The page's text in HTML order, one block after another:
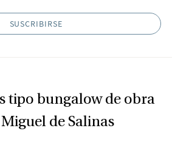
SUSCRIBIRSE
tipo bungalow de obra
de Salinas